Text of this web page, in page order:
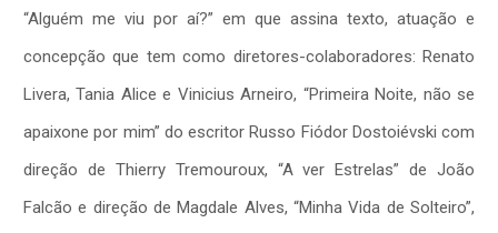
“Alguém me viu por aí?” em que assina texto, atuação e
concepção que tem como diretores-colaboradores: Renato
Livera, Tania Alice e Vinicius Arneiro, “Primeira Noite, não se
apaixone por mim” do escritor Russo Fiódor Dostoiévski com
direção de Thierry Tremouroux, “A ver Estrelas” de João
Falcão e direção de Magdale Alves, “Minha Vida de Solteiro”,